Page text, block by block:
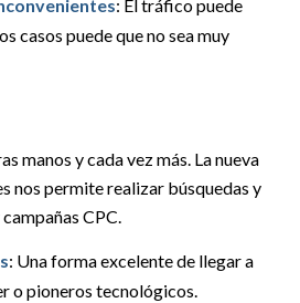
: El tráfico puede
casos puede que no sea muy
manos y cada vez más. La nueva
nos permite realizar búsquedas y
CPC.
: Una forma excelente de llegar a
o pioneros tecnológicos.